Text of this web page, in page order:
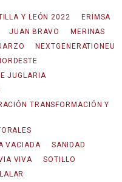
Y LEÓN 2022
ERIMSA
JUAN BRAVO
MERINAS
NEXTGENERATIONEU
JUGLARIA
TRANSFORMACIÓN Y
VACIADA
SANIDAD
VIVA
SOTILLO